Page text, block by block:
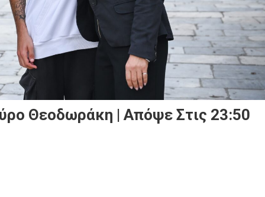
Θεοδωράκη | Απόψε Στις 23:50